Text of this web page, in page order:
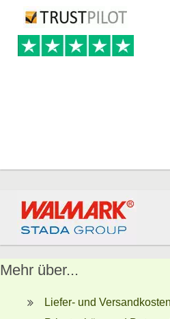
Mehr über...
Liefer- und Versandkosten